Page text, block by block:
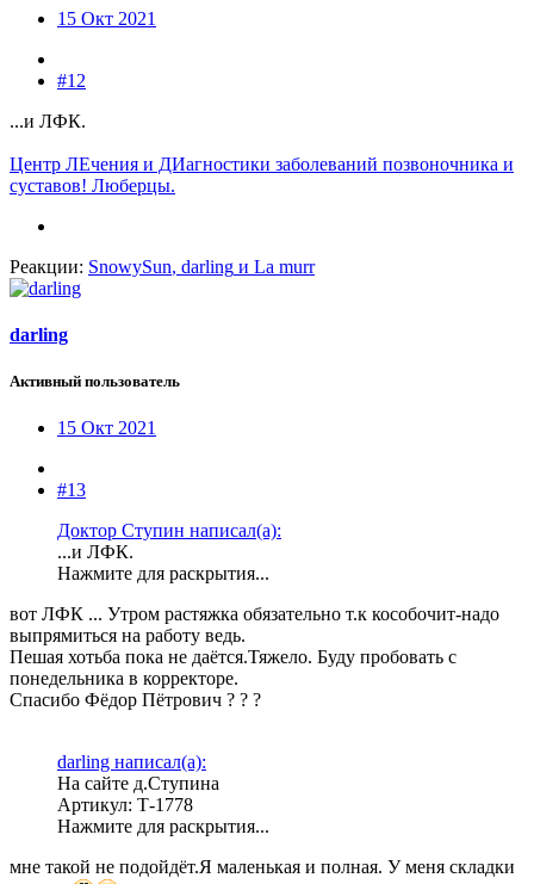
15 Окт 2021
#12
...и ЛФК.
Центр ЛЕчения и ДИагностики заболеваний позвоночника и
суставов! Люберцы.
Реакции: SnowySun, darling и La murr
darling
Активный пользователь
15 Окт 2021
#13
Доктор Ступин написал(а):
...и ЛФК.
Нажмите для раскрытия...
вот ЛФК ... Утром растяжка обязательно т.к кособочит-надо
выпрямиться на работу ведь.
Пешая хотьба пока не даётся.Тяжело. Буду пробовать с
понедельника в корректоре.
Спасибо Фёдор Пётрович ? ? ?
darling написал(а):
На сайте д.Ступина
Артикул: Т-1778
Нажмите для раскрытия...
мне такой не подойдёт.Я маленькая и полная. У меня складки